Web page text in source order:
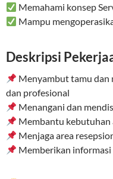
Memahami konsep
Mampu
Deskripsi
Menyambut tamu dan
dan profesional
Menangani dan
Membantu
Menjaga area
Memberikan